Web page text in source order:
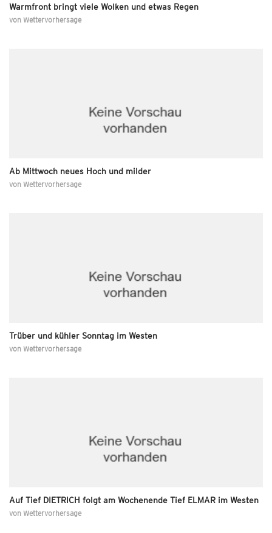
Warmfront bringt viele Wolken und etwas Regen
von Wettervorhersage
Ab Mittwoch neues Hoch und milder
von Wettervorhersage
Trüber und kühler Sonntag im Westen
von Wettervorhersage
Auf Tief DIETRICH folgt am Wochenende Tief ELMAR im Westen
von Wettervorhersage